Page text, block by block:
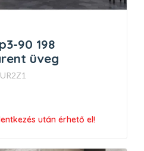
90 198
üveg
után érhető el!